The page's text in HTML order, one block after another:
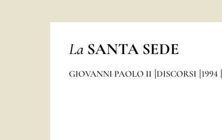
La SANTA SEDE
GIOVANNI PAOLO II DISCORSI 1994